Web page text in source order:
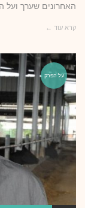
האחרונים שערך ועל
קרא עוד ←
על הפרק